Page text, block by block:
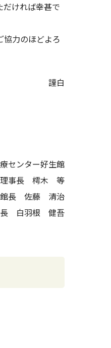
ければ幸甚で
力のほどよろ
謹白
センター好生館
理事長 樗木 等
長 佐藤 清治
白羽根 健吾